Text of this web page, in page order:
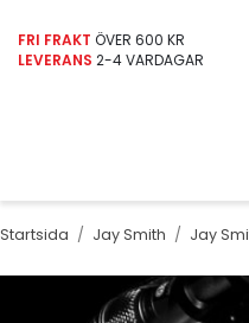
FRI FRAKT ÖVER 600 KR
LEVERANS 2-4 VARDAGAR
Startsida / Jay Smith / Jay